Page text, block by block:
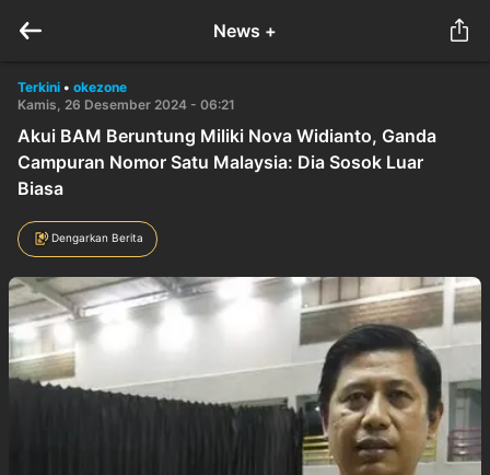
News +
Terkini • okezone
Kamis, 26 Desember 2024 - 06:21
Akui BAM Beruntung Miliki Nova Widianto, Ganda
Campuran Nomor Satu Malaysia: Dia Sosok Luar
Biasa
Dengarkan Berita